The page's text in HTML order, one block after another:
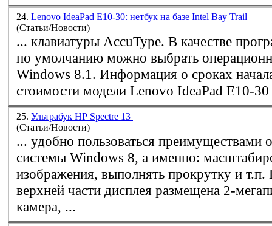
24. Lenovo IdeaPad E10-30: нетбук на базе Intel Bay Trail
(Статьи/Новости)
... клавиатуры AccuType. В качестве программной основы
по умолчанию можно выбрать
Windows 8.1. Информация о сроках начала продаж и
стоимости модели Lenovo IdeaPad E10-30
25. Ультрабук HP Spectre 13
(Статьи/Новости)
... удобно пользоваться преимуществами
системы Windows 8, а именно:
изображения, выполнять прокрутку и т.п. В центре
верхней части дисплея размещена 2-
камера, ...